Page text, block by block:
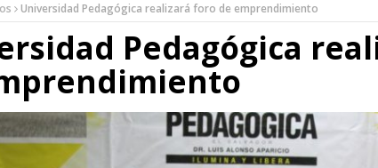
Universidad Pedagógica realizará foro de emprendimiento
Pedagógica